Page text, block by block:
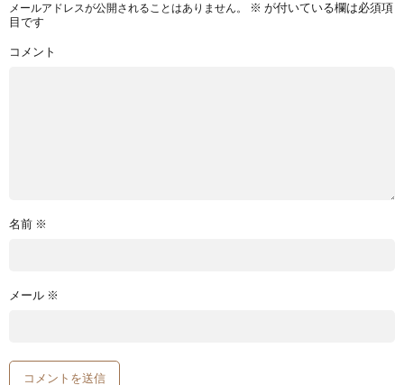
メールアドレスが公開されることはありません。 ※ が付いている欄は必須項
目です
コメント
名前 ※
メール ※